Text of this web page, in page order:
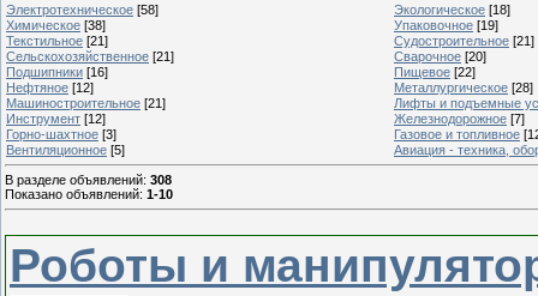
Электротехническое [58] Экологическое [18]
Химическое [38] Упаковочное [19]
Текстильное [21] Судостроительное [21]
Сельскохозяйственное [21] Сварочное [20]
Подшипники [16] Пищевое [22]
Нефтяное [12] Металлургическое [28]
Машиностроительное [21]
Лифты и подъемные
Инструмент [12] Железнодорожное [7]
Горно-шахтное [3] Газовое и топливное
Вентиляционное [5] Авиация - техника,
В разделе объявлений: 308
Показано объявлений: 1-10
Роботы и